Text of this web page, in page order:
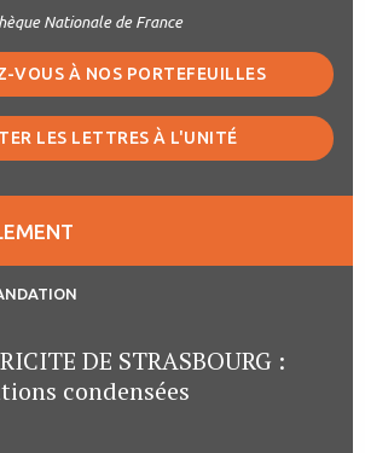
Nationale de France
VOUS À NOS PORTEFEUILLES
LES LETTRES À L'UNITÉ
DE STRASBOURG :
condensées